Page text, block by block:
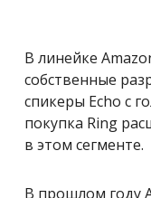
В линейке
собственные
спикеры Echo с
покупка Ring
в этом сегменте.
В прошлом году